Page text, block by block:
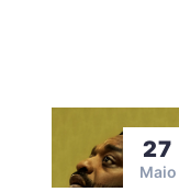
27
Maio